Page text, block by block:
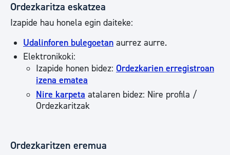
Ordezkaritza eskatzea
Izapide hau honela egin daiteke:
Udalinforen bulegoetan aurrez aurre.
Elektronikoki:
Izapide honen bidez: Ordezkarien erregistroan
izena ematea
Nire karpeta atalaren bidez: Nire profila /
Ordezkaritzak
Ordezkaritzen eremua